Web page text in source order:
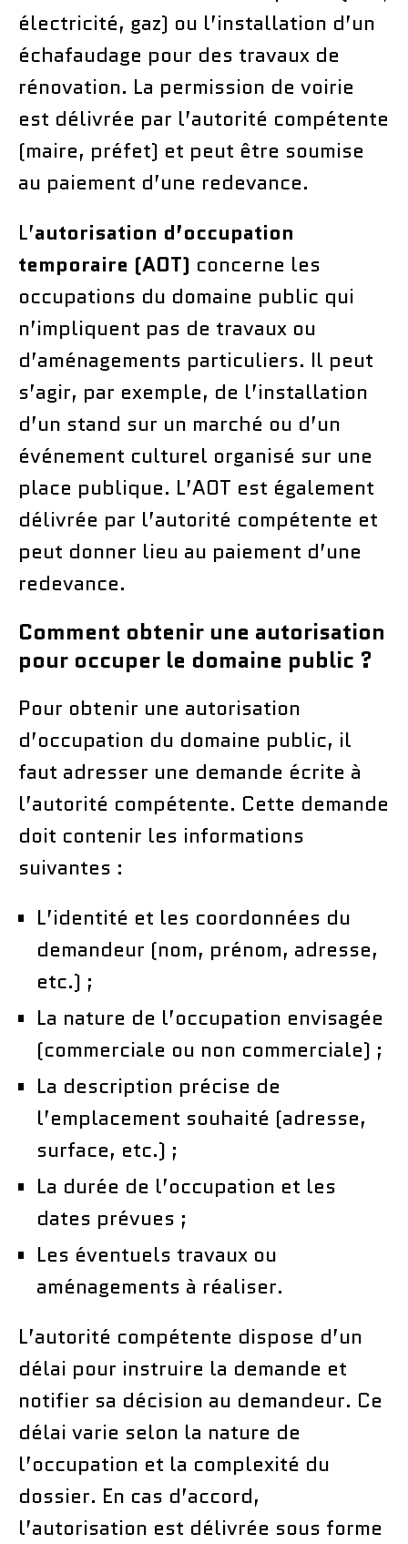
électricité, gaz) ou l’installation d’un
échafaudage pour des travaux de
rénovation. La permission de voirie
est délivrée par l’autorité compétente
(maire, préfet) et peut être soumise
au paiement d’une redevance.
L’autorisation d’occupation
temporaire (AOT) concerne les
occupations du domaine public qui
n’impliquent pas de travaux ou
d’aménagements particuliers. Il peut
s’agir, par exemple, de l’installation
d’un stand sur un marché ou d’un
événement culturel organisé sur une
place publique. L’AOT est également
délivrée par l’autorité compétente et
peut donner lieu au paiement d’une
redevance.
Comment obtenir une autorisation
pour occuper le domaine public ?
Pour obtenir une autorisation
d’occupation du domaine public, il
faut adresser une demande écrite à
l’autorité compétente. Cette demande
doit contenir les informations
suivantes :
L’identité et les coordonnées du
demandeur (nom, prénom, adresse,
etc.) ;
La nature de l’occupation envisagée
(commerciale ou non commerciale) ;
La description précise de
l’emplacement souhaité (adresse,
surface, etc.) ;
La durée de l’occupation et les
dates prévues ;
Les éventuels travaux ou
aménagements à réaliser.
L’autorité compétente dispose d’un
délai pour instruire la demande et
notifier sa décision au demandeur. Ce
délai varie selon la nature de
l’occupation et la complexité du
dossier. En cas d’accord,
l’autorisation est délivrée sous forme